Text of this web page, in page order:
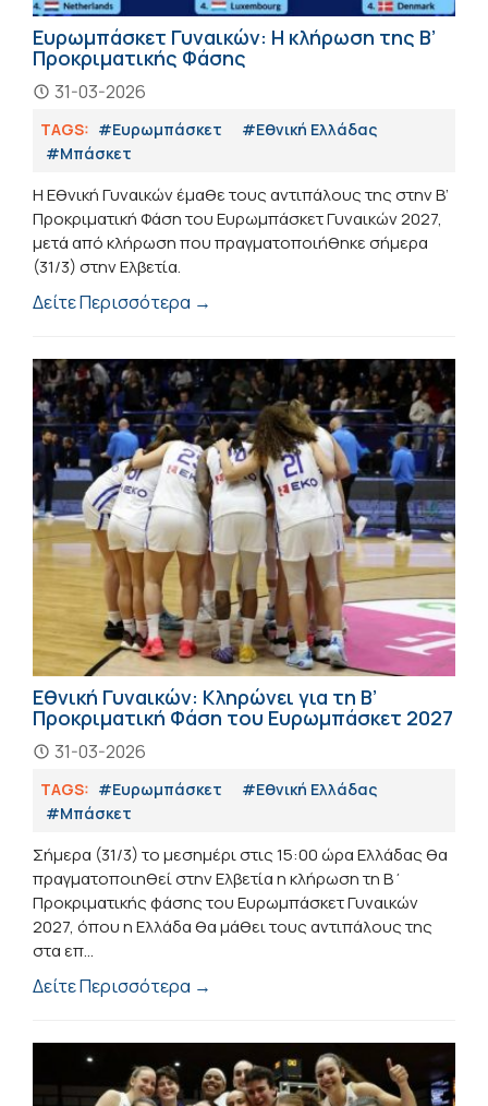
Ευρωμπάσκετ Γυναικών: Η κλήρωση της Β’
Προκριματικής Φάσης
31-03-2026
TAGS: #Ευρωμπάσκετ
#Εθνική Ελλάδας
#Μπάσκετ
Η Εθνική Γυναικών έμαθε τους αντιπάλους της στην Β’
Προκριματική Φάση του Ευρωμπάσκετ Γυναικών 2027,
μετά από κλήρωση που πραγματοποιήθηκε σήμερα
(31/3) στην Ελβετία.
Δείτε Περισσότερα →
Εθνική Γυναικών: Κληρώνει για τη Β’
Προκριματική Φάση του Ευρωμπάσκετ 2027
31-03-2026
TAGS: #Ευρωμπάσκετ
#Εθνική Ελλάδας
#Μπάσκετ
Σήμερα (31/3) το μεσημέρι στις 15:00 ώρα Ελλάδας θα
πραγματοποιηθεί στην Ελβετία η κλήρωση τη Β΄
Προκριματικής φάσης του Ευρωμπάσκετ Γυναικών
2027, όπου η Ελλάδα θα μάθει τους αντιπάλους της
στα επ...
Δείτε Περισσότερα →